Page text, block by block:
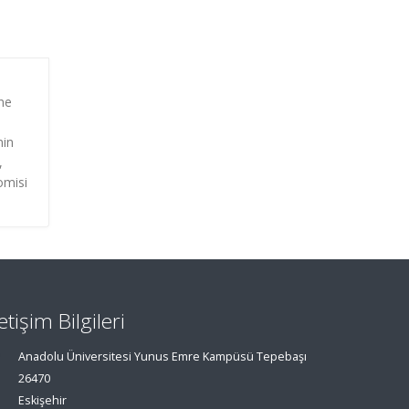
Bilgileri
Anadolu Üniversitesi Yunus Emre Kampüsü Tepebaşı
26470
Eskişehir